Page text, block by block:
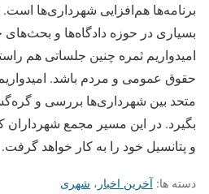
برنامه‌ها هم‌افزایی شهرداری‌ها
بسیاری در حوزه دادگاه‌ها و بحث‌های
امیدواریم ثمره چنین جلساتی هم
حقوق عمومی و مردم باشد.
متحد بین شهرداری‌ها بررسی و
بگیرد. در این مسیر مجمع شهرداران
و پتانسیل خود را به کار خواهد گرفت.
دسته ها: آخرین اخبار ، شهری